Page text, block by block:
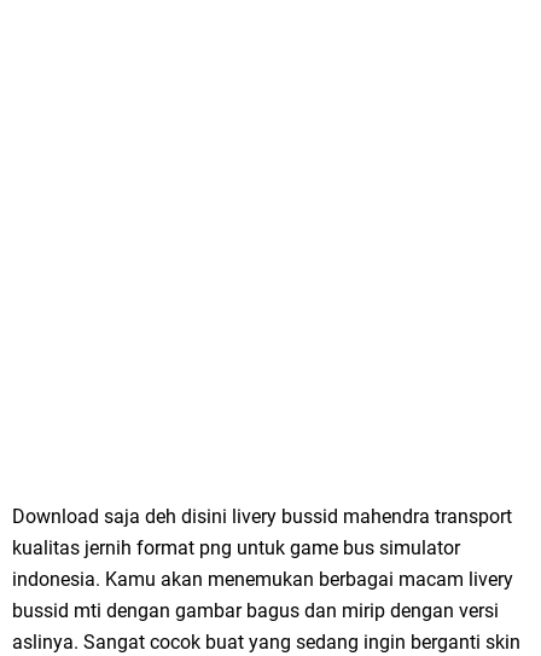
Download saja deh disini livery bussid mahendra transport
kualitas jernih format png untuk game bus simulator
indonesia. Kamu akan menemukan berbagai macam livery
bussid mti dengan gambar bagus dan mirip dengan versi
aslinya. Sangat cocok buat yang sedang ingin berganti skin